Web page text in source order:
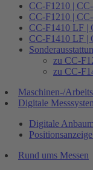
CC-F1210 |
CC-F1210 |
CC-F1410 LF |
CC-F1410 LF |
zu CC-
zu CC-
Maschinen-/
Digitale
Digitale
Rund ums Messen